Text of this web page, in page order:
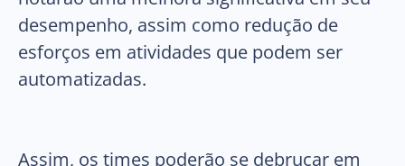
desempenho, assim como redução de
esforços em atividades que podem ser
automatizadas.
Assim, os times poderão se debruçar em